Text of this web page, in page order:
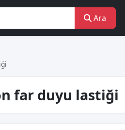
Ara
far duyu lastiği